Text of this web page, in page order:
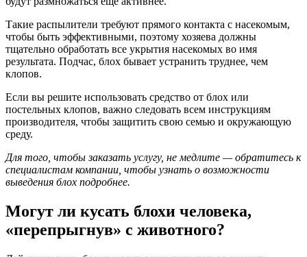
Такие распылители требуют прямого контакта с насекомым,
чтобы быть эффективными, поэтому хозяева должны
тщательно обработать все укрытия насекомых во имя
результата. Подчас, блох бывает устранить труднее, чем
клопов.
Если вы решите использовать средство от блох или
постельных клопов, важно следовать всем инструкциям
производителя, чтобы защитить свою семью и окружающую
среду.
Для того, чтобы заказать услугу, не медлите — обратитесь к
специалистам компании, чтобы узнать о возможности
выведения блох подробнее.
Могут ли кусать блохи человека,
«перепрыгнув» с животного?